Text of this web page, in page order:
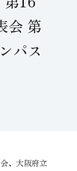
会 第
パス
、大阪府立